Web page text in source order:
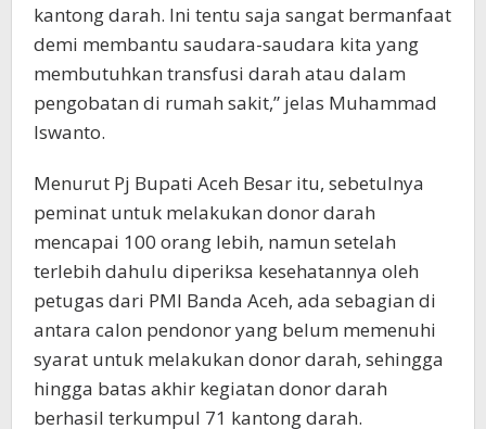
kantong darah. Ini tentu saja sangat bermanfaat
demi membantu saudara-saudara kita yang
membutuhkan transfusi darah atau dalam
pengobatan di rumah sakit,” jelas Muhammad
Iswanto.
Menurut Pj Bupati Aceh Besar itu, sebetulnya
peminat untuk melakukan donor darah
mencapai 100 orang lebih, namun setelah
terlebih dahulu diperiksa kesehatannya oleh
petugas dari PMI Banda Aceh, ada sebagian di
antara calon pendonor yang belum memenuhi
syarat untuk melakukan donor darah, sehingga
hingga batas akhir kegiatan donor darah
berhasil terkumpul 71 kantong darah.